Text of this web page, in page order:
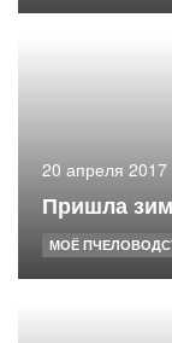
20 апреля 2017
Пришла
МОЁ